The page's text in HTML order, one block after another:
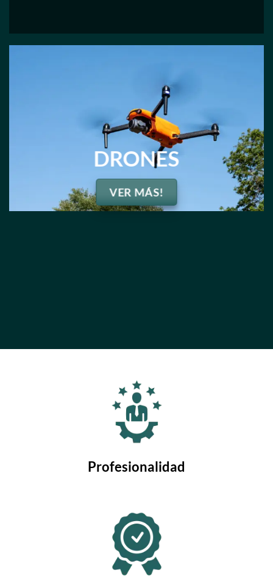
DRONES
VER MÁS!
Profesionalidad